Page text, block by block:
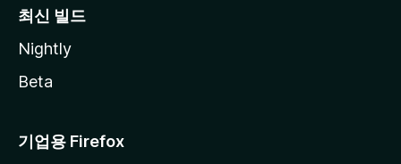
최신 빌드
Nightly
Beta
기업용 Firefox